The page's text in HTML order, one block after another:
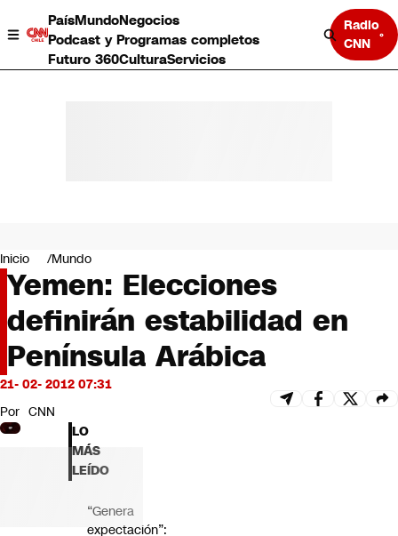
PaísMundoNegocios
Podcast y Programas completos
Futuro 360CulturaServicios
Radio
CNN
Negocios
Deportes
Programas completos
Cultura
Servicios
Bits
CNN tiempo
Futuro 360
Opinión
Inicio Mundo
Yemen: Elecciones
definirán estabilidad en
Península Arábica
21- 02- 2012 07:31
Por CNN
LO
MÁS
LEÍDO
“Genera
expectación”: